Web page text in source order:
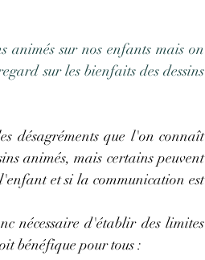
animés sur nos enfants mais on
sur les bienfaits des dessins
désagréments que l'on connaît
animés, mais certains peuvent
et si la communication est
nécessaire d'établir des limites
bénéfique pour tous :